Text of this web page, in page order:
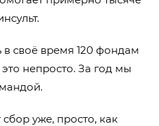
своё время 120 фондам
непросто. За год мы
уже, просто, как